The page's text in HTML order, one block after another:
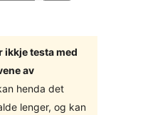
ikkje testa med
av
henda det
lenger, og kan